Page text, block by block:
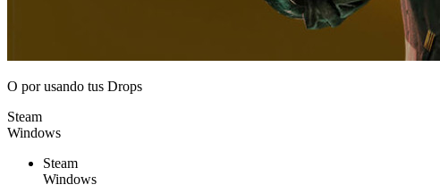
O porusando tus Drops
Steam
Windows
Steam
Windows